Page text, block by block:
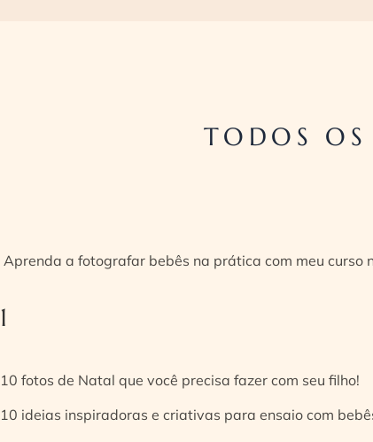
TODOS
Aprenda a fotografar bebês na prática com meu curso
1
10 fotos de Natal que você precisa fazer com seu filho!
10 ideias inspiradoras e criativas para ensaio com